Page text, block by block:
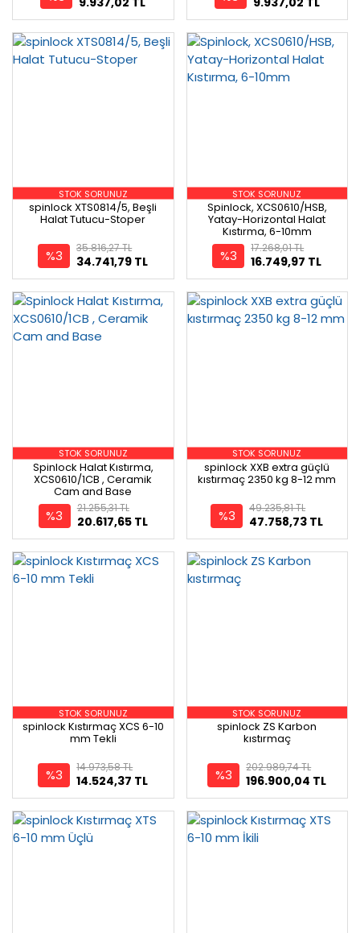
STOK SORUNUZ
spinlock XTS0814/5, Beşli
Halat Tutucu-Stoper
%3 34.741,79 TL
35.816,27 TL
STOK SORUNUZ
Spinlock, XCS0610/HSB,
Yatay-Horizontal Halat
Kıstırma, 6-10mm
%3 16.749,97 TL
17.268,01 TL
STOK SORUNUZ
Spinlock Halat Kıstırma,
XCS0610/1CB , Ceramik
Cam and Base
%3 20.617,65 TL
21.255,31 TL
STOK SORUNUZ
spinlock XXB extra güçlü
kıstırmaç 2350 kg 8-12 mm
%3 47.758,73 TL
49.235,81 TL
STOK SORUNUZ
spinlock Kıstırmaç XCS 6-10
mm Tekli
%3 14.524,37 TL
14.973,58 TL
STOK SORUNUZ
spinlock ZS Karbon
kıstırmaç
%3 196.900,04 TL
202.989,74 TL